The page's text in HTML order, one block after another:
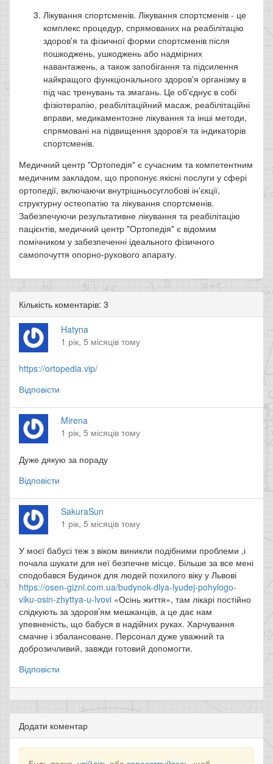
Лікування спортсменів. Лікування спортсменів - це
комплекс процедур, спрямованих на реабілітацію
здоров'я та фізичної форми спортсменів після
пошкоджень, ушкоджень або надмірних
навантажень, а також запобігання та підсилення
найкращого функціонального здоров'я організму в
під час тренувань та змагань. Це об'єднує в собі
фізіотерапію, реабілітаційний масаж, реабілітаційні
вправи, медикаментозне лікування та інші методи,
спрямовані на підвищення здоров'я та індикаторів
спортсменів.
Медичний центр "Ортопедія" є сучасним та компетентним
медичним закладом, що пропонує якісні послуги у сфері
ортопедії, включаючи внутрішньосуглобові ін'єкції,
структурну остеопатію та лікування спортсменів.
Забезпечуючи результативне лікування та реабілітацію
пацієнтів, медичний центр "Ортопедія" є відомим
помічником у забезпеченні ідеального фізичного
самопочуття опорно-рухового апарату.
Кількість коментарів: 3
Hatyna
1 рік, 5 місяців тому
https://ortopedia.vip/
Відповісти
Mirena
1 рік, 5 місяців тому
Дуже дякую за пораду
Відповісти
SakuraSun
1 рік, 5 місяців тому
У моєї бабусі теж з віком виникли подібними проблеми ,і
почала шукати для неї безпечне місце. Більше за все мені
сподобався Будинок для людей похилого віку у Львові
https://osen-gizni.com.ua/budynok-dlya-lyudej-pohylogo-
viku-osin-zhyttya-u-lvovi «Осінь життя», там лікарі постійно
слідкують за здоров’ям мешканців, а це дає нам
упевненість, що бабуся в надійних руках. Харчування
смачне і збалансоване. Персонал дуже уважний та
доброзичливий, завжди готовий допомогти.
Відповісти
Додати коментар